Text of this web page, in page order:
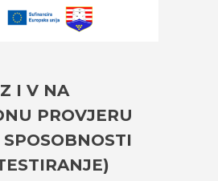
I V NA
PROVJERU